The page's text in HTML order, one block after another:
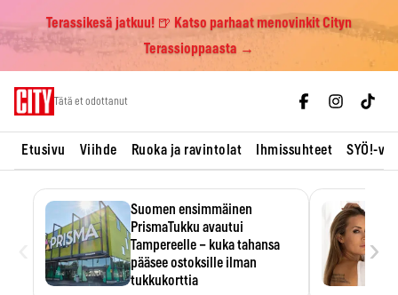
Terassikesä jatkuu! 🍺 Katso parhaat menovinkit Cityn
Terassioppaasta →
Tätä et odottanut
Etusivu Viihde Ruoka ja ravintolat Ihmissuhteet SYÖ!-
Suomen ensimmäinen
PrismaTukku avautui
Tampereelle – kuka tahansa
pääsee ostoksille ilman
tukkukorttia
›